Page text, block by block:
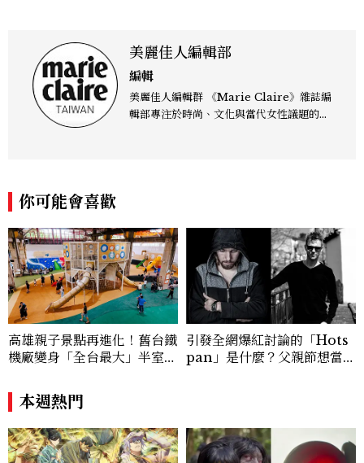
美麗佳人編輯部
編輯
美麗佳人編輯群 《Marie Claire》雜誌編
輯部專注於時尚、文化與當代女性議題的深
度的內容。 《Marie Claire》始終以敏銳
視角與編輯直覺，引領讀者探索女性多元面
貌與生活品味風格的無限可能。
你可能會喜歡
高雄親子景點再進化！舊台鐵
機廠變身「全台最大」半室內
費玩到飽
引發全網爆紅討論的「Hots
pan」是什麼？父親節想當天
本週熱門